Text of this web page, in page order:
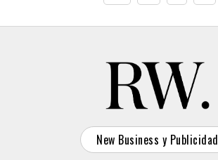
New Business y Publicidad